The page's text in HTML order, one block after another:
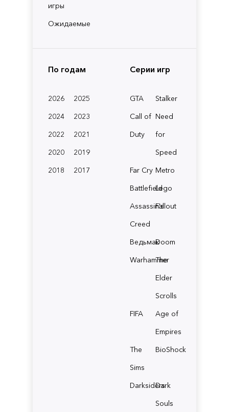
игры
Ожидаемые
По годам
2026
2025
2024
2023
2022
2021
2020
2019
2018
2017
Серии игр
GTA
Stalker
Call of
Duty
Need
for
Speed
Far Cry Metro
BattlefieldLego
Assassin's
Creed
Fallout
ВедьмакDoom
Warhammer
The
Elder
Scrolls
FIFA
Age of
Empires
The
Sims
BioShock
Darksiders
Dark
Souls